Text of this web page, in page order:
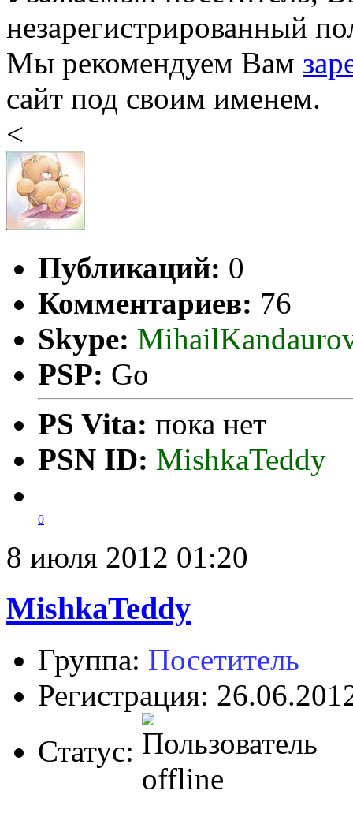
незарегистрированный
Мы рекомендуем Вам
сайт под своим именем.
<
Публикаций: 0
Комментариев: 76
Skype:
PSP: Go
PS Vita: пока нет
PSN ID: MishkaTeddy
0
8 июля 2012 01:20
MishkaTeddy
Группа: Посетитель
Регистрация:
Статус: